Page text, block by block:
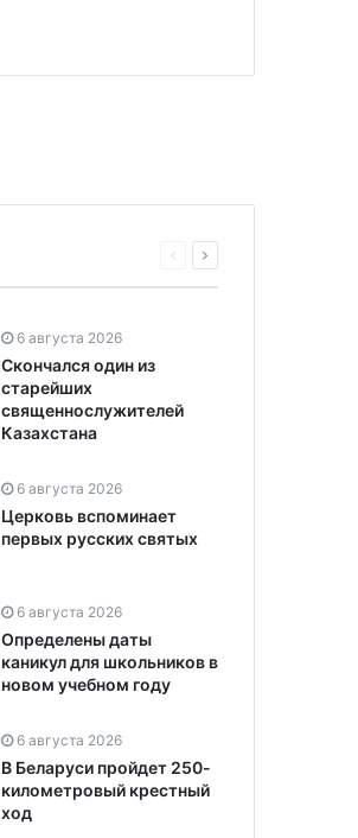
6 августа 2026
Скончался один из
старейших
священнослужителей
Казахстана
6 августа 2026
Церковь вспоминает
первых русских святых
6 августа 2026
Определены даты
каникул для школьников в
новом учебном году
6 августа 2026
В Беларуси пройдет 250-
километровый крестный
ход